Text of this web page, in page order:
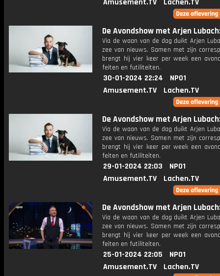
Amusement.TV
Lachen.TV
De Avondshow met Arjen
Via de waan van de dag duikt Arjen
zee van nieuws. Samen met zijn
brengt hij vier keer per week een
feiten en futiliteiten.
30-01-2024 22:24
NPO1
Amusement.TV
Lachen.TV
De Avondshow met Arjen
Via de waan van de dag duikt Arjen
zee van nieuws. Samen met zijn
brengt hij vier keer per week een
feiten en futiliteiten.
29-01-2024 22:03
NPO1
Amusement.TV
Lachen.TV
De Avondshow met Arjen
Via de waan van de dag duikt Arjen
zee van nieuws. Samen met zijn
brengt hij vier keer per week een
feiten en futiliteiten.
25-01-2024 22:05
NPO1
Amusement.TV
Lachen.TV